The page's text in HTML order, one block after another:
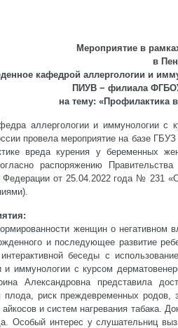
Мероприятие в
в
кафедрой аллергологии и
ПИУВ − филиала
на тему: «Профилактика
аллергологии и иммунологии
провела мероприятие на базе
вреда курения у беременных
распоряжению
Федерации от 25.04.2022 года № 231
женщин о негативном
и последующее развитие
беседы с
и иммунологии с курсом
Александровна представила
плода, риск преждевременных
и систем нагревания табака.
Особый интерес у слушательниц